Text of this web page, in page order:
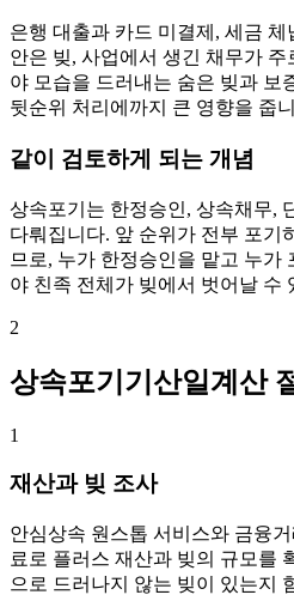
은행 대출과 카드 미결제, 세금
안은 빚, 사업에서 생긴 채무가 주
야 모습을 드러내는 숨은 빚과 보
뒷순위 처리에까지 큰 영향을 줍
같이 검토하게 되는 개념
상속포기는 한정승인, 상속채무,
다뤄집니다. 앞 순위가 전부 포기
므로, 누가 한정승인을 맡고 누가
야 친족 전체가 빚에서 벗어날 수
2
상속포기기산일계산
1
재산과 빚 조사
안심상속 원스톱 서비스와 금융
료로 플러스 재산과 빚의 규모를
으로 드러나지 않는 빚이 있는지